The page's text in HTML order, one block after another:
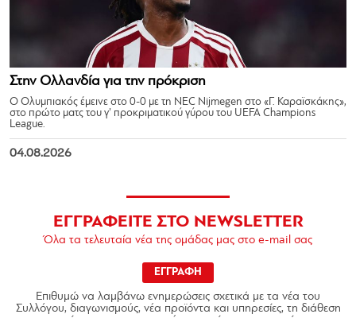
Στην Ολλανδία για την πρόκριση
Ο Ολυμπιακός έμεινε στο 0-0 με τη NEC Nijmegen στο «Γ. Καραϊσκάκης»,
στο πρώτο ματς του γ’ προκριματικού γύρου του UEFA Champions
League.
04.08.2026
ΕΓΓΡΑΦΕΙΤΕ ΣΤΟ NEWSLETTER
Όλα τα τελευταία νέα της ομάδας μας στο e-mail σας
ΕΓΓΡΑΦΗ
Επιθυμώ να λαμβάνω ενημερώσεις σχετικά με τα νέα του
Συλλόγου, διαγωνισμούς, νέα προϊόντα και υπηρεσίες, τη διάθεση